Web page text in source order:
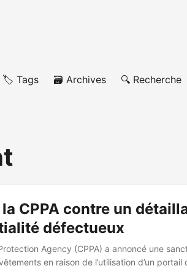
🏷️ Tags 🗃️ Archives 🔍 Recherche
CPPA contre un
défectueux
Agency (CPPA) a annoncé une
en raison de l’utilisation d’un